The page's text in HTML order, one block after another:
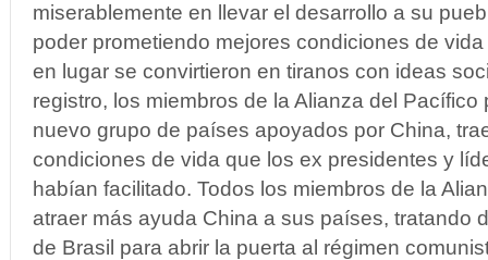
miserablemente en llevar el desarrollo a su
poder prometiendo mejores condiciones de
en lugar se convirtieron en tiranos con ideas
registro, los miembros de la Alianza del
nuevo grupo de países apoyados por China,
condiciones de vida que los ex presidentes y
habían facilitado. Todos los miembros de la
atraer más ayuda China a sus países, tratando
de Brasil para abrir la puerta al régimen